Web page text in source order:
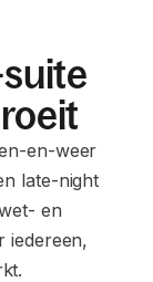
en-weer
late-night
en
iedereen,